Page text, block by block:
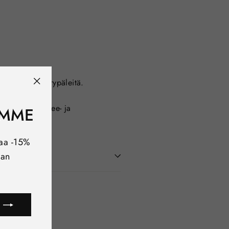
-15%
(esc)"
samppanjarypäleitä.
valikoituja tee- ja